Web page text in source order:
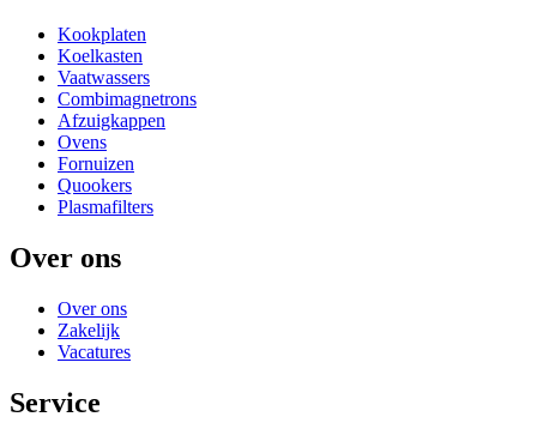
Kookplaten
Koelkasten
Vaatwassers
Combimagnetrons
Afzuigkappen
Ovens
Fornuizen
Quookers
Plasmafilters
Over ons
Over ons
Zakelijk
Vacatures
Service